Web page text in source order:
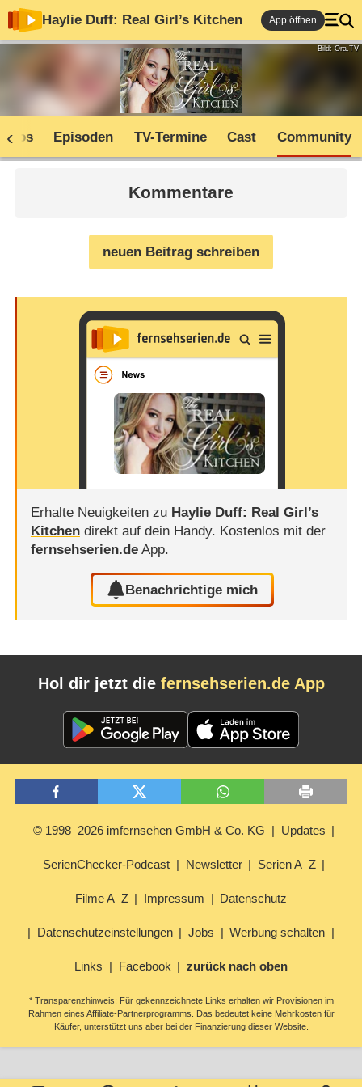
Haylie Duff: Real Girl’s Kitchen App öffnen
Bild: Ora.TV
Infos Episoden TV-Termine Cast Community
Kommentare
neuen Beitrag schreiben
Erhalte Neuigkeiten zu Haylie Duff: Real Girl’s
Kitchendirekt auf dein Handy. Kostenlos mit der
fernsehserien.deApp.
Benachrichtige mich
Hol dir jetzt die fernsehserien.de App
© 1998–2026 imfernsehen GmbH & Co. KG Updates
SerienChecker-Podcast Newsletter Serien A–Z
Filme A–Z Impressum Datenschutz
Datenschutzeinstellungen Jobs Werbung schalten
Links Facebook zurück nach oben
* Transparenzhinweis: Für gekennzeichnete Links erhalten wir Provisionen im
Rahmen eines Affiliate-Partnerprogramms. Das bedeutet keine Mehrkosten für
Käufer, unterstützt uns aber bei der Finanzierung dieser Website.